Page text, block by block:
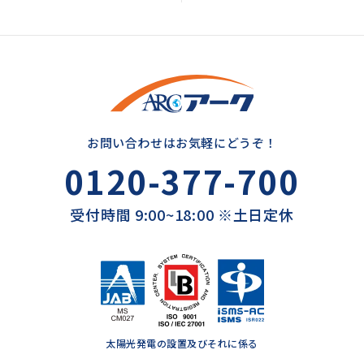
お問い合わせはお気軽にどうぞ！
0120-377-700
受付時間 9:00~18:00 ※土日定休
太陽光発電の設置及びそれに係る